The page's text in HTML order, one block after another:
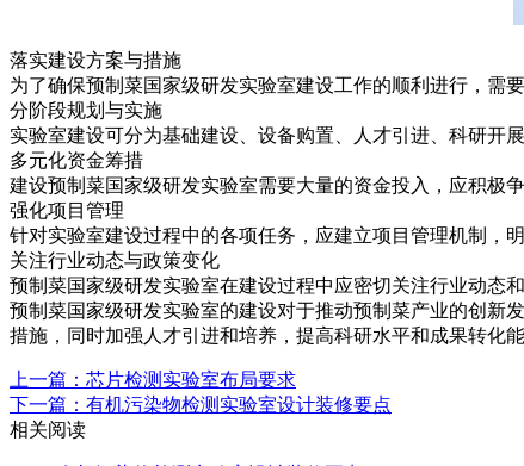
落实建设方案与措施
为了确保预制菜国家级研发实验室建设工作的顺利进行，需
分阶段规划与实施
实验室建设可分为基础建设、设备购置、人才引进、科研开
多元化资金筹措
建设预制菜国家级研发实验室需要大量的资金投入，应积极
强化项目管理
针对实验室建设过程中的各项任务，应建立项目管理机制，
关注行业动态与政策变化
预制菜国家级研发实验室在建设过程中应密切关注行业动态
预制菜国家级研发实验室的建设对于推动预制菜产业的创新
措施，同时加强人才引进和培养，提高科研水平和成果转化
上一篇：芯片检测实验室布局要求
下一篇：有机污染物检测实验室设计装修要点
相关阅读